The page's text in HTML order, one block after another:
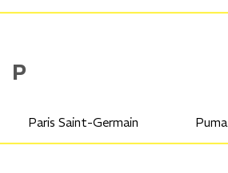
P
Paris Saint-Germain Puma